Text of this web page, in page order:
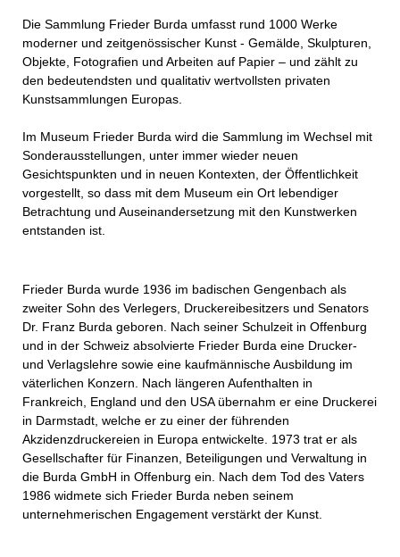
Die Sammlung Frieder Burda umfasst rund 1000 Werke
moderner und zeitgenössischer Kunst - Gemälde, Skulpturen,
Objekte, Fotografien und Arbeiten auf Papier – und zählt zu
den bedeutendsten und qualitativ wertvollsten privaten
Kunstsammlungen Europas.
Im Museum Frieder Burda wird die Sammlung im Wechsel mit
Sonderausstellungen, unter immer wieder neuen
Gesichtspunkten und in neuen Kontexten, der Öffentlichkeit
vorgestellt, so dass mit dem Museum ein Ort lebendiger
Betrachtung und Auseinandersetzung mit den Kunstwerken
entstanden ist.
Frieder Burda wurde 1936 im badischen Gengenbach als
zweiter Sohn des Verlegers, Druckereibesitzers und Senators
Dr. Franz Burda geboren. Nach seiner Schulzeit in Offenburg
und in der Schweiz absolvierte Frieder Burda eine Drucker-
und Verlagslehre sowie eine kaufmännische Ausbildung im
väterlichen Konzern. Nach längeren Aufenthalten in
Frankreich, England und den USA übernahm er eine Druckerei
in Darmstadt, welche er zu einer der führenden
Akzidenzdruckereien in Europa entwickelte. 1973 trat er als
Gesellschafter für Finanzen, Beteiligungen und Verwaltung in
die Burda GmbH in Offenburg ein. Nach dem Tod des Vaters
1986 widmete sich Frieder Burda neben seinem
unternehmerischen Engagement verstärkt der Kunst.